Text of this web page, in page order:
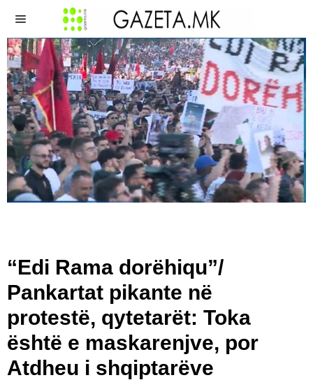
“Edi Rama dorëhiqu”/
Pankartat pikante në
protestë, qytetarët: Toka
është e maskarenjve, por
Atdheu i shqiptarëve